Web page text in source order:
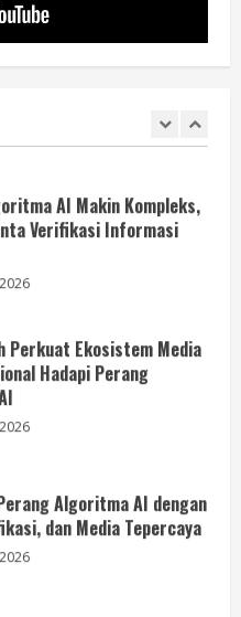
Aksi KNPB, Serukan
AI Makin Kompleks,
Verifikasi Informasi
Perkuat Ekosistem Media
Hadapi Perang
Algoritma AI dengan
dan Media Tepercaya